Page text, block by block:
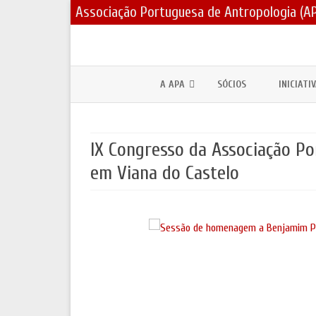
Associação Portuguesa de Antropologia
A APA
ASSEMBLEIAS GERAIS E ELEIÇÕES
PARCERIAS E PROTOCOLOS
LOGOTIPO
SÓCIOS
BOLSAS
IX Congresso da Associação
em Viana do Castelo